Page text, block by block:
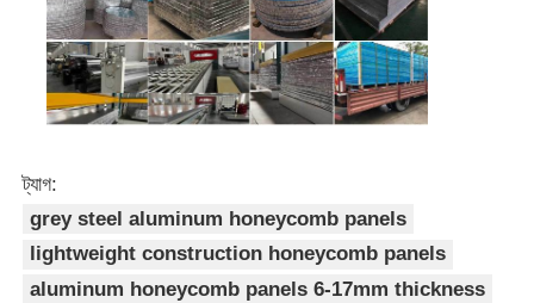
ট্যাগ:
grey steel aluminum honeycomb panels
lightweight construction honeycomb panels
aluminum honeycomb panels 6-17mm thickness